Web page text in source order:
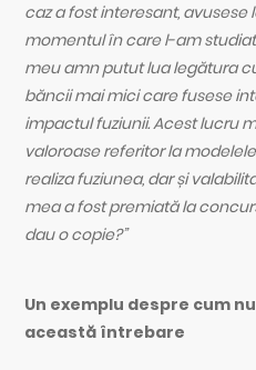
caz a fost interesant,
momentul în care l-am
meu amn putut lua legătura
băncii mai mici care fusese
impactul fuziunii. Acest lucru
valoroase referitor la
realiza fuziunea, dar și
mea a fost premiată la
dau o copie?”
Un exemplu despre cum
această întrebare